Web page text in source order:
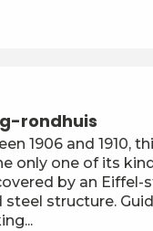
rondhuis
1906 and 1910,
only one of its
by an Eiffel-
steel structure.